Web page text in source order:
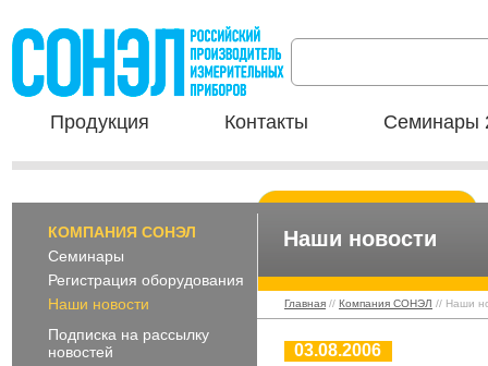
Продукция Контакты Семинары
КОМПАНИЯ СОНЭЛ
Семинары
Регистрация оборудования
Наши новости
Подписка на рассылку
новостей
Наши новости
Главная // Компания СОНЭЛ // Наши
03.08.2006